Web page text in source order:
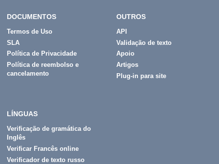
DOCUMENTOS
Termos de Uso
SLA
Política de Privacidade
Política de reembolso e
cancelamento
OUTROS
API
Validação de texto
Apoio
Artigos
Plug-in para site
LÍNGUAS
Verificação de gramática do
Inglês
Verificar Francês online
Verificador de texto russo